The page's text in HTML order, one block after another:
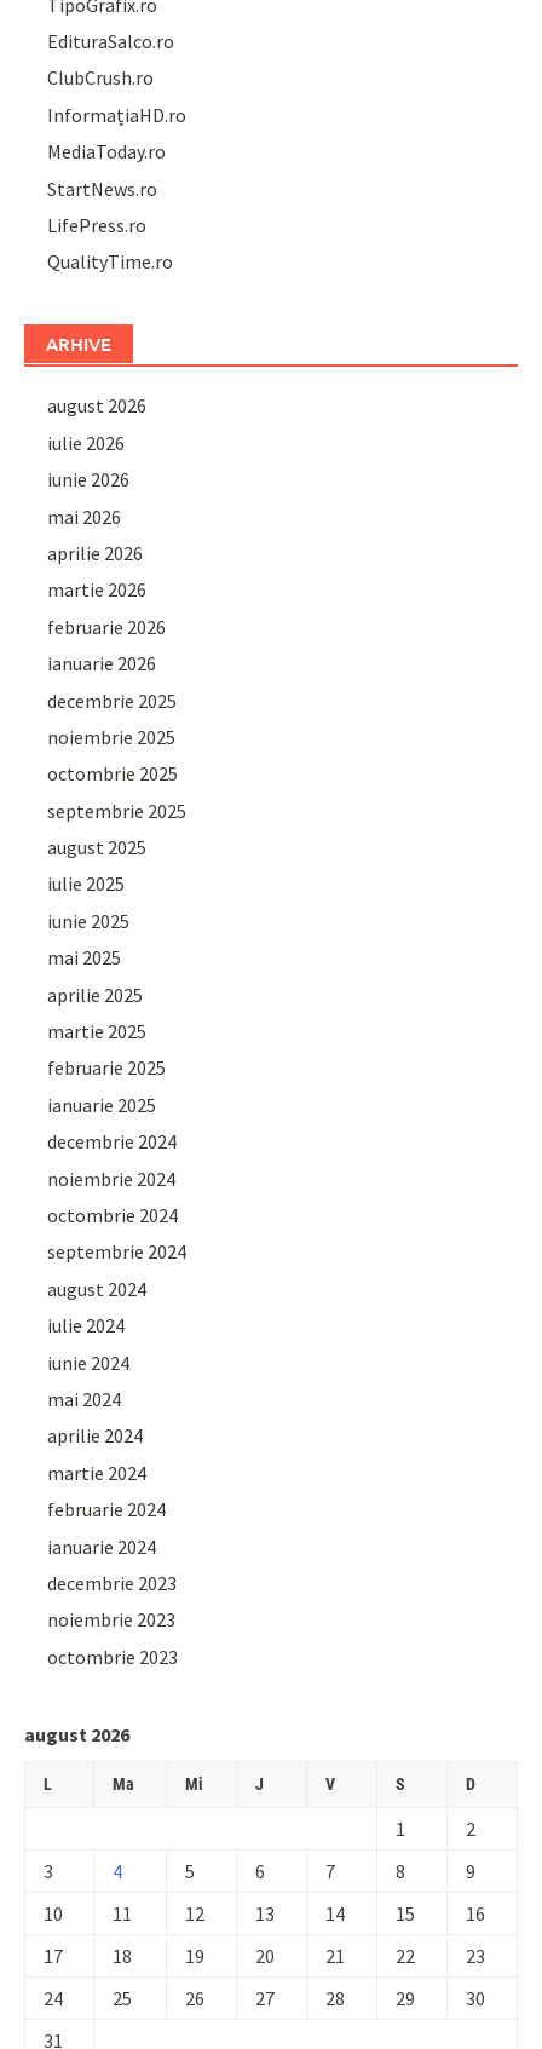
EdituraSalco.ro
ClubCrush.ro
InformațiaHD.ro
MediaToday.ro
StartNews.ro
LifePress.ro
QualityTime.ro
ARHIVE
august 2026
iulie 2026
iunie 2026
mai 2026
aprilie 2026
martie 2026
februarie 2026
ianuarie 2026
decembrie 2025
noiembrie 2025
octombrie 2025
septembrie 2025
august 2025
iulie 2025
iunie 2025
mai 2025
aprilie 2025
martie 2025
februarie 2025
ianuarie 2025
decembrie 2024
noiembrie 2024
octombrie 2024
septembrie 2024
august 2024
iulie 2024
iunie 2024
mai 2024
aprilie 2024
martie 2024
februarie 2024
ianuarie 2024
decembrie 2023
noiembrie 2023
octombrie 2023
august 2026
L Ma Mi J V S D
1
2
3
4 5 6 7 8
9
10
11 12 13 14 15
16
17
18 19 20 21 22
23
24
25 26 27 28 29
30
31